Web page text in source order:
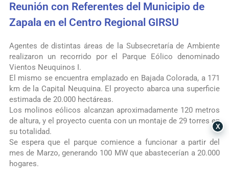
Reunión con Referentes del Municipio de
Zapala en el Centro Regional GIRSU
Agentes de distintas áreas de la Subsecretaría de Ambiente
realizaron un recorrido por el Parque Eólico denominado
Vientos Neuquinos I.
El mismo se encuentra emplazado en Bajada Colorada, a 171
km de la Capital Neuquina. El proyecto abarca una superficie
estimada de 20.000 hectáreas.
Los molinos eólicos alcanzan aproximadamente 120 metros
de altura, y el proyecto cuenta con un montaje de 29 torres en
su totalidad.
Se espera que el parque comience a funcionar a partir del
mes de Marzo, generando 100 MW que abastecerían a 20.000
hogares.
X